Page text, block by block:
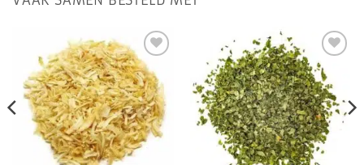
Toevoegen
aan
favorieten
Toevoegen
aan
favorieten